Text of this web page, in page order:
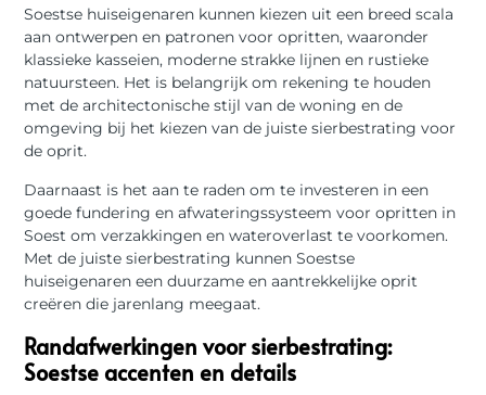
Soestse huiseigenaren kunnen kiezen uit een breed scala
aan ontwerpen en patronen voor opritten, waaronder
klassieke kasseien, moderne strakke lijnen en rustieke
natuursteen. Het is belangrijk om rekening te houden
met de architectonische stijl van de woning en de
omgeving bij het kiezen van de juiste sierbestrating voor
de oprit.
Daarnaast is het aan te raden om te investeren in een
goede fundering en afwateringssysteem voor opritten in
Soest om verzakkingen en wateroverlast te voorkomen.
Met de juiste sierbestrating kunnen Soestse
huiseigenaren een duurzame en aantrekkelijke oprit
creëren die jarenlang meegaat.
Randafwerkingen voor sierbestrating:
Soestse accenten en details